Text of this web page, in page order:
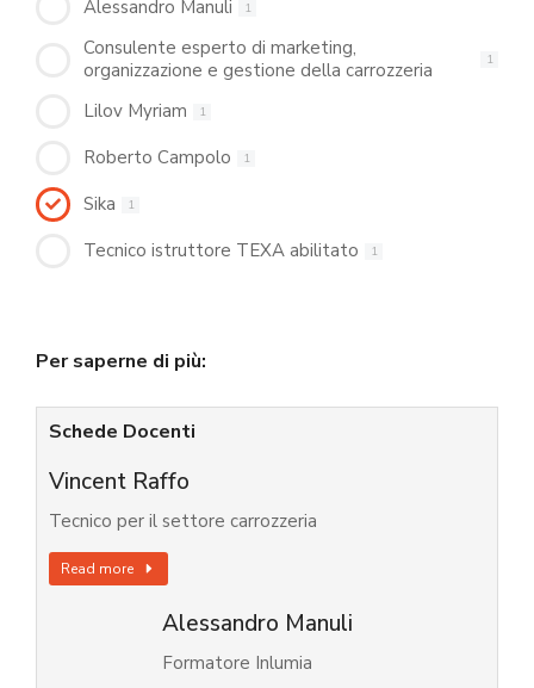
Alessandro Manuli 1
Consulente esperto di marketing,
organizzazione e gestione della carrozzeria
1
Lilov Myriam 1
Roberto Campolo 1
Sika 1
Tecnico istruttore TEXA abilitato 1
Per saperne di più:
Schede Docenti
Vincent Raffo
Tecnico per il settore carrozzeria
Read more
Alessandro Manuli
Formatore Inlumia